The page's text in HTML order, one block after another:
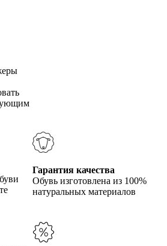
Гарантия качества
Обувь изготовлена из 100%
натуральных материалов